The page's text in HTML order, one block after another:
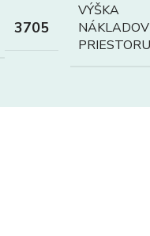
3705
VÝŠKA
PRIESTORU